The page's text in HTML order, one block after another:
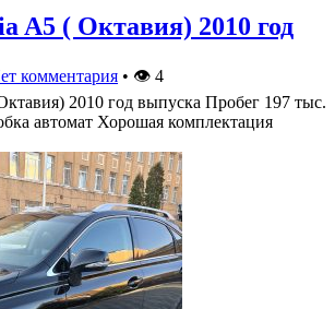
A5 ( Октавия) 2010 год
комментария • 👁 4
2010 год выпуска Пробег 197 тыс.
автомат Хорошая комплектация